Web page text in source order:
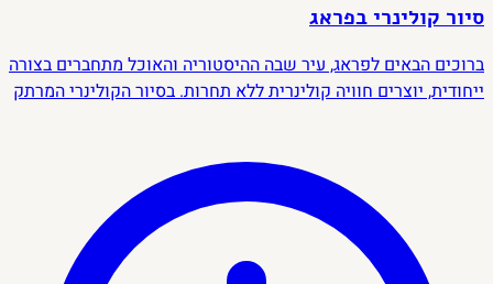
סיור קולינרי בפראג
ברוכים הבאים לפראג, עיר שבה ההיסטוריה והאוכל מתחברים בצורה
ייחודית, יוצרים חוויה קולינרית ללא תחרות. בסיור הקולינרי המרתק